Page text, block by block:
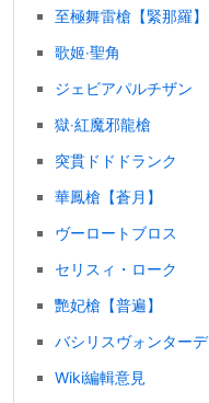
至極舞雷槍【緊那羅】
歌姬‧聖角
ジェビアパルチザン
獄‧紅魔邪龍槍
突貫ドドドランク
華鳳槍【蒼月】
ヴーロートブロス
セリスィ・ローク
艷妃槍【普遍】
バシリスヴォンターデ
Wiki編輯意見